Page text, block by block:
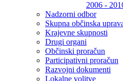
2006 -
Nadzorni odbor
Skupna občinska
Krajevne skupnosti
Drugi organi
Občinski proračun
Participativni proračun
Razvojni dokumenti
Lokalne volitve